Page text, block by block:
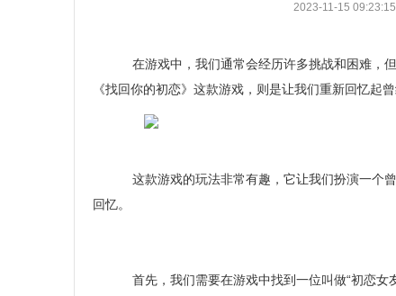
2023-11-15 09:23:15
在游戏中，我们通常会经历许多挑战和困难，
《找回你的初恋》这款游戏，则是让我们重新回忆起
这款游戏的玩法非常有趣，它让我们扮演一个
回忆。
首先，我们需要在游戏中找到一位叫做“初恋女